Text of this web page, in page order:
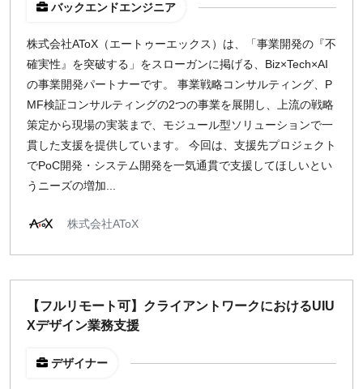
バックエンドエンジニア
株式会社AToX（エートゥーエックス）は、「事業開発の『不
確実性』を突破する」をスローガンに掲げる、Biz×Tech×AI
の事業開発パートナーです。 事業戦略コンサルティング、P
MF検証コンサルティングの2つの事業を展開し、上流の戦略
策定から現場の実装まで、モジュール型ソリューションで一
貫した支援を提供しています。 今回は、支援先プロジェクト
でPoC開発・システム開発を一気通貫で支援してほしいとい
うニーズの増加...
株式会社AToX
【フルリモート可】クライアントワークにおけるUIU
Xデザイン業務支援
デザイナー